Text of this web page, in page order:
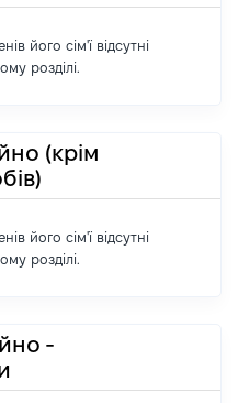
його сім'ї відсутні
розділі.
(крім
його сім'ї відсутні
розділі.
-